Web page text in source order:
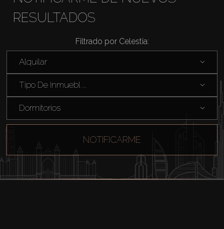
RESULTADOS
Filtrado por Celestia:
Alquilar
Tipo De Inmuebl ...
Dormitorios
NOTIFICARME